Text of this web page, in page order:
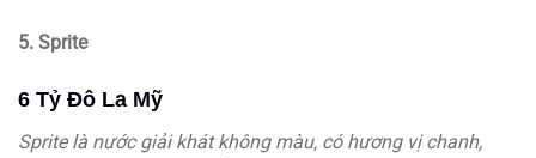
5. Sprite
6 Tỷ Đô La Mỹ
Sprite là nước giải khát không màu, có hương vị chanh,